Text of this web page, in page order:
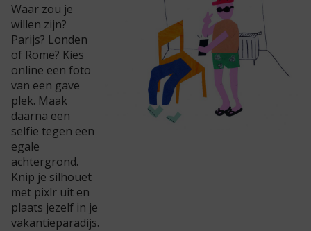
Waar zou je
willen zijn?
Parijs? Londen
of Rome? Kies
online een foto
van een gave
plek. Maak
daarna een
selfie tegen een
egale
achtergrond.
Knip je silhouet
met pixlr uit en
plaats jezelf in je
vakantieparadijs.